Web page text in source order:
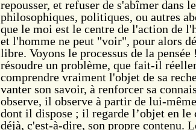
repousser, et refuser de s'abîmer dans
philosophiques, politiques, ou autres
que le moi est le centre de l'action de
et l'homme ne peut "voir", pour alors
libre. Voyons le processus de la
résoudre un problème, que fait-il
comprendre vraiment l'objet de sa
vanter son savoir, à renforcer sa
observe, il observe à partir de lui-
dont il dispose ; il regarde l’objet en le
déjà, c'est-à-dire, son propre contenu.